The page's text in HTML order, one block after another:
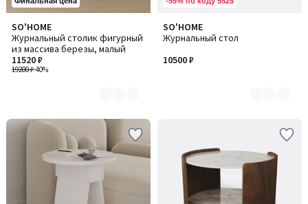
SO'HOME
Журнальный столик фигурный
из массива березы, малый
19200 ₽-40%
11520 ₽
Количество
цветов:
4
SO'HOME
Журнальный стол
10500 ₽
Количество
цветов:
4